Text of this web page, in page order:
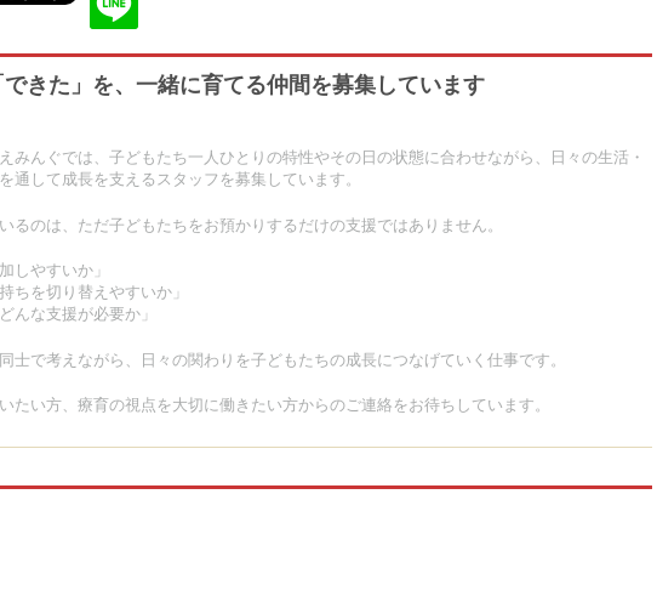
きた」を、一緒に育てる仲間を募集しています
みんぐでは、子どもたち一人ひとりの特性やその日の状態に合わせながら、日々の生活・
通して成長を支えるスタッフを募集しています。
るのは、ただ子どもたちをお預かりするだけの支援ではありません。
しやすいか」
ちを切り替えやすいか」
んな支援が必要か」
士で考えながら、日々の関わりを子どもたちの成長につなげていく仕事です。
たい方、療育の視点を大切に働きたい方からのご連絡をお待ちしています。